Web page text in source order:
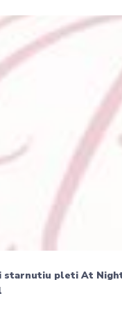
starnutiu pleti At